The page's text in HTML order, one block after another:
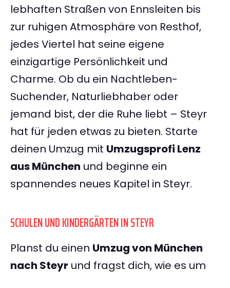
lebhaften Straßen von Ennsleiten bis
zur ruhigen Atmosphäre von Resthof,
jedes Viertel hat seine eigene
einzigartige Persönlichkeit und
Charme. Ob du ein Nachtleben-
Suchender, Naturliebhaber oder
jemand bist, der die Ruhe liebt – Steyr
hat für jeden etwas zu bieten. Starte
deinen Umzug mit Umzugsprofi Lenz
aus München und beginne ein
spannendes neues Kapitel in Steyr.
SCHULEN UND KINDERGÄRTEN IN STEYR
Planst du einen Umzug von München
nach Steyr und fragst dich, wie es um